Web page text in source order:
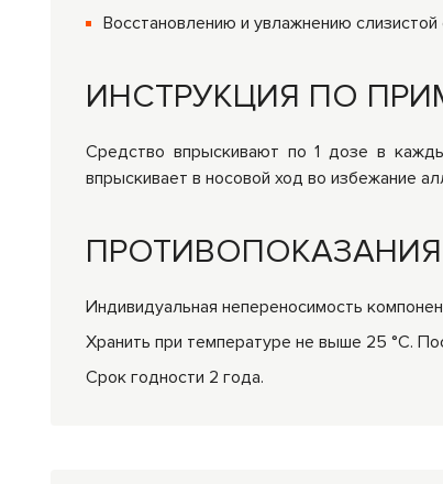
Восстановлению и увлажнению
ИНСТРУКЦИЯ ПО
Средство впрыскивают по 1 дозе в
впрыскивает в носовой ход во избежание
ПРОТИВОПОКАЗАНИЯ
Индивидуальная непереносимость
Хранить при температуре не выше 25 °С.
Срок годности 2 года.